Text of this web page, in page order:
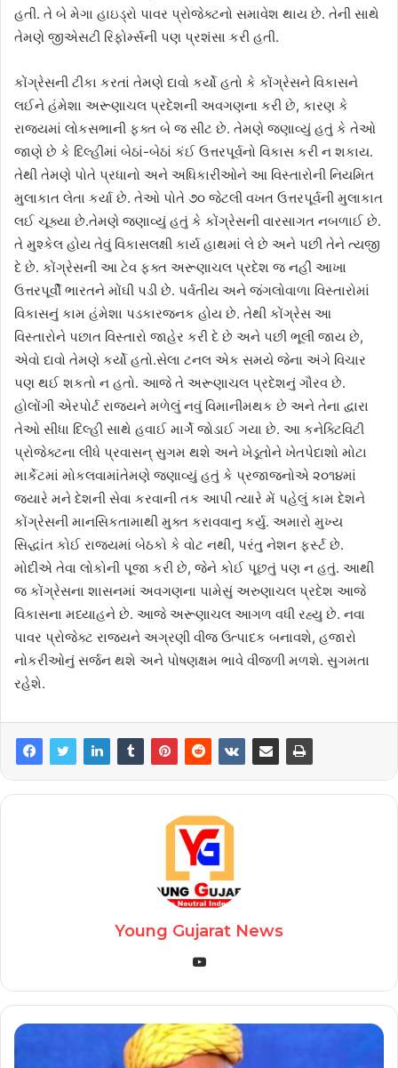
હતી. તે બે મેગા હાઇડ્રો પાવર પ્રોજેક્ટનો સમાવેશ થાય છે. તેની સાથે
તેમણે જીએસટી રિફોર્મ્સની પણ પ્રશંસા કરી હતી.
કોંગ્રેસની ટીકા કરતાં તેમણે દાવો કર્યો હતો કે કોંગ્રેસને વિકાસને
લઈને હંમેશા અરૂણાચલ પ્રદેશની અવગણના કરી છે, કારણ કે
રાજ્યમાં લોકસભાની ફક્ત બે જ સીટ છે. તેમણે જણાવ્યું હતું કે તેઓ
જાણે છે કે દિલ્હીમાં બેઠાં-બેઠાં કંઈ ઉત્તરપૂર્વનો વિકાસ કરી ન શકાય.
તેથી તેમણે પોતે પ્રધાનો અને અધિકારીઓને આ વિસ્તારોની નિયમિત
મુલાકાત લેતા કર્યા છે. તેઓ પોતે ૭૦ જેટલી વખત ઉત્તરપૂર્વની મુલાકાત
લઈ ચૂક્યા છે.તેમણે જણાવ્યું હતું કે કોંગ્રેસની વારસાગત નબળાઈ છે.
તે મુશ્કેલ હોય તેવું વિકાસલક્ષી કાર્ય હાથમાં લે છે અને પછી તેને ત્યજી
દે છે. કોંગ્રેસની આ ટેવ ફક્ત અરૂણાચલ પ્રદેશ જ નહીં આખા
ઉત્તરપૂર્વી ભારતને મોંઘી પડી છે. પર્વતીય અને જંગલોવાળા વિસ્તારોમાં
વિકાસનું કામ હંમેશા પડકારજનક હોય છે. તેથી કોંગ્રેસ આ
વિસ્તારોને પછાત વિસ્તારો જાહેર કરી દે છે અને પછી ભૂલી જાય છે,
એવો દાવો તેમણે કર્યો હતો.સેલા ટનલ એક સમયે જેના અંગે વિચાર
પણ થઈ શકતો ન હતો. આજે તે અરૂણાચલ પ્રદેશનું ગૌરવ છે.
હોલોંગી એરપોર્ટ રાજ્યને મળેલું નવું વિમાનીમથક છે અને તેના દ્વારા
તેઓ સીધા દિલ્હી સાથે હવાઈ માર્ગે જોડાઈ ગયા છે. આ કનેક્ટિવિટી
પ્રોજેક્ટના લીધે પ્રવાસન્ સુગમ થશે અને ખેડૂતોને ખેતપેદાશો મોટા
માર્કેટમાં મોકલવામાંતેમણે જણાવ્યું હતું કે પ્રજાજનોએ ૨૦૧૪માં
જ્યારે મને દેશની સેવા કરવાની તક આપી ત્યારે મેં પહેલું કામ દેશને
કોંગ્રેસની માનસિકતામાથી મુક્ત કરાવવાનુ કર્યુ. અમારો મુખ્ય
સિદ્ધાંત કોઈ રાજ્યમાં બેઠકો કે વોટ નથી, પરંતુ નેશન ફર્સ્ટ છે.
મોદીએ તેવા લોકોની પૂજા કરી છે, જેને કોઈ પૂછતું પણ ન હતું. આથી
જ કોંગ્રેસના શાસનમાં અવગણના પામેસું અરુણાચલ પ્રદેશ આજે
વિકાસના મધ્યાહને છે. આજે અરૂણાચલ આગળ વધી રહ્યુ છે. નવા
પાવર પ્રોજેક્ટ રાજ્યને અગ્રણી વીજ ઉત્પાદક બનાવશે, હજારો
નોકરીઓનું સર્જન થશે અને પોષણક્ષમ ભાવે વીજળી મળશે. સુગમતા
રહેશે.
Young Gujarat News
YouTube